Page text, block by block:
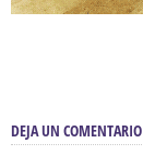
DEJA UN COMENTARIO